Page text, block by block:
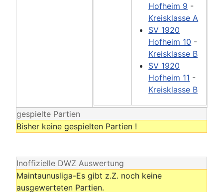
Hofheim 9 -
Kreisklasse A
SV 1920
Hofheim 10 -
Kreisklasse B
SV 1920
Hofheim 11 -
Kreisklasse B
gespielte Partien
Bisher keine gespielten Partien !
Inoffizielle DWZ Auswertung
Maintaunusliga-Es gibt z.Z. noch keine
ausgewerteten Partien.